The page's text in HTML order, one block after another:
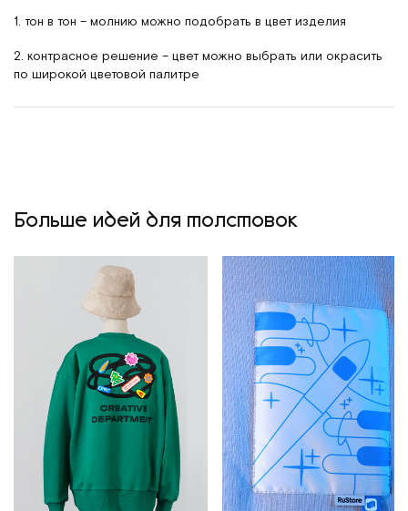
1. тон в тон – молнию можно подобрать в цвет изделия
2. контрасное решение – цвет можно выбрать или окрасить
по широкой цветовой палитре
Больше идей для толстовок